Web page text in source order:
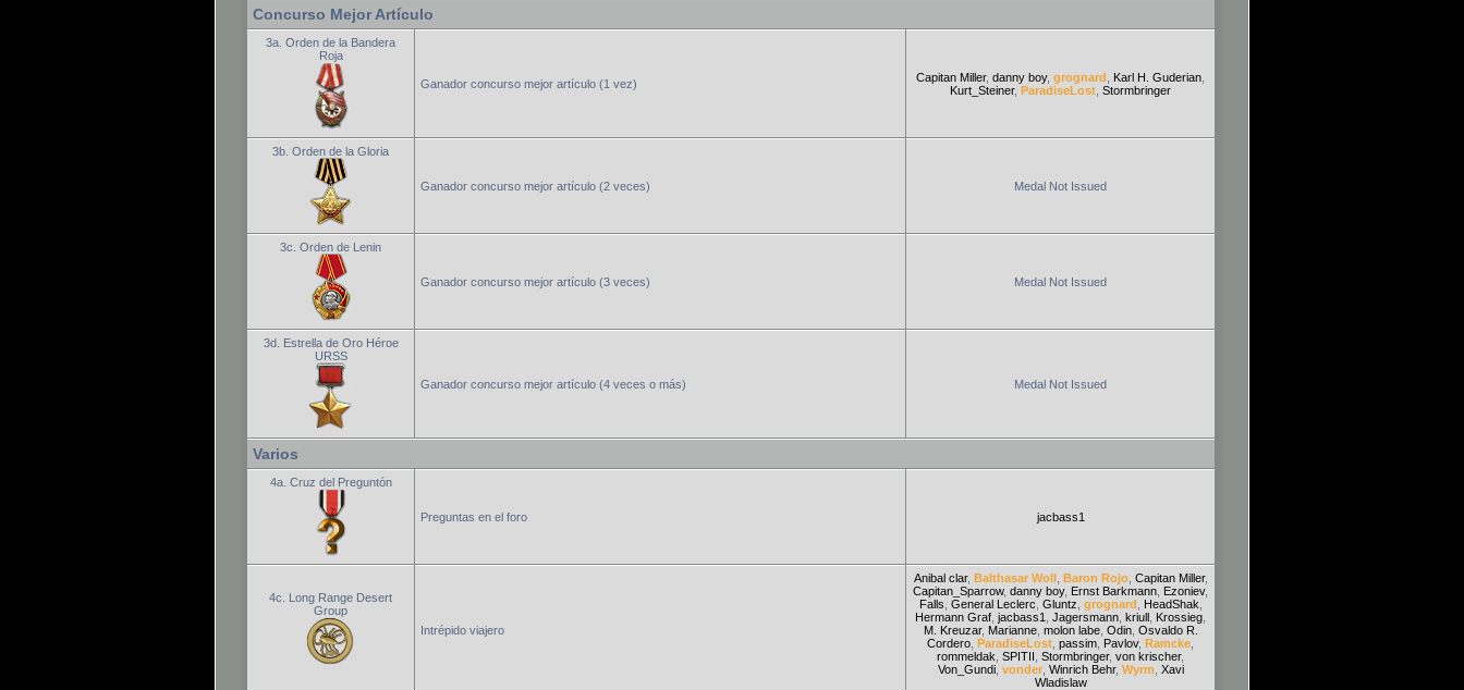
Concurso Mejor Artículo
3a. Orden de la Bandera
Roja
Ganador concurso mejor artículo (1 vez) Capitan Miller, danny boy, grognard Karl H. Guderian
Kurt_Steiner, ParadiseLost Stormbringer
3b. Orden de la Gloria
Ganador concurso mejor artículo (2 veces) Medal Not Issued
3c. Orden de Lenin
Ganador concurso mejor artículo (3 veces) Medal Not Issued
3d. Estrella de Oro Héroe
URSS
Ganador concurso mejor artículo (4 veces o más) Medal Not Issued
Varios
4a. Cruz del Preguntón
Preguntas en el foro jacbass1
4c. Long Range Desert
Group
Intrépido viajero
Anibal clar, Balthasar Woll, Baron Rojo, Capitan Miller,
Capitan_Sparrow, danny boy, Ernst Barkmann Ezoniev,
Falls General Leclerc Gluntz grognard HeadShak
Hermann Graf jacbass1 Jagersmann kriull Krossieg
M. Kreuzar, Marianne, molon labe, Odin, Osvaldo R.
Cordero ParadiseLost passim Pavlov, Ramcke
rommeldak SPITII Stormbringer, von krischer,
Von_Gundi, vonder, Winrich Behr, Wyrm Xavi
Wladislaw